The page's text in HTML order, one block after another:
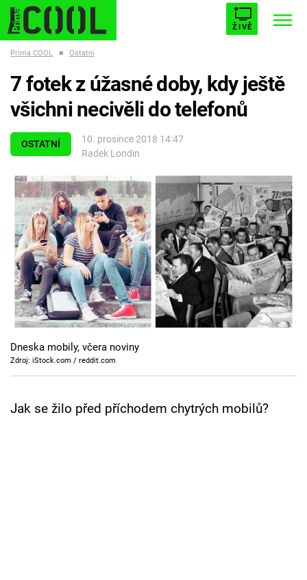
ŽIVĚ
ESCAPE PLNEJ KOTEL AVENGERS 5
Témata
Filmy
Seriály
Hry
Cool Esport
Pořady
Prima COOL ■ Ostatní
OSTATNÍ
10. prosince 2018 14:47
Radek Londin
7 fotek z úžasné doby, kdy ještě
všichni necivěli do telefonů
Dneska mobily, včera noviny
Zdroj: iStock.com / reddit.com
Jak se žilo před příchodem chytrých mobilů?